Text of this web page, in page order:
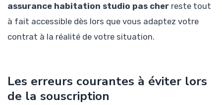
assurance habitation studio pas cher reste tout
à fait accessible dès lors que vous adaptez votre
contrat à la réalité de votre situation.
Les erreurs courantes à éviter lors
de la souscription